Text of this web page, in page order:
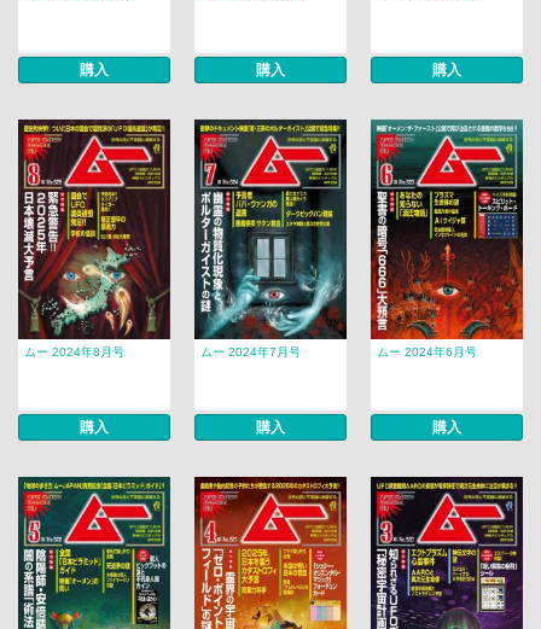
購入 購入 購入
ムー 2024年8月号
購入
ムー 2024年7月号
購入
ムー 2024年6月号
購入